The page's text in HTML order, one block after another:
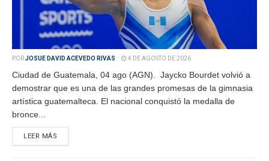
PORJOSUE DAVID ACEVEDO RIVAS 4 DE AGOSTO DE 2026
Ciudad de Guatemala, 04 ago (AGN). Jaycko Bourdet volvió a
demostrar que es una de las grandes promesas de la gimnasia
artística guatemalteca. El nacional conquistó la medalla de
bronce...
LEER MÁS